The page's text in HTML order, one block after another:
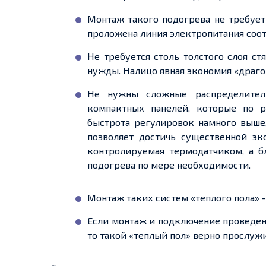
Монтаж такого подогрева не
проложена линия электропитания
Не требуется столь толстого слоя
нужды. Налицо явная экономия
Не нужны сложные
компактных панелей, которые по
быстрота регулировок намного
позволяет достичь существенной
контролируемая термодатчиком, а
подогрева по мере необходимости.
Монтаж таких систем «теплого пола» -
Если монтаж и подключение
то такой «теплый пол» верно